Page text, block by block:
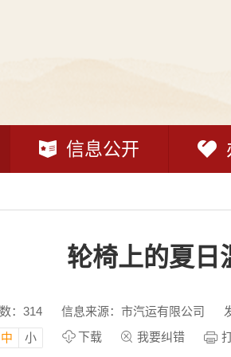
信息公开
轮椅上的夏日
： 314 信息来源：市汽运有限公司
中 小 下载 我要纠错